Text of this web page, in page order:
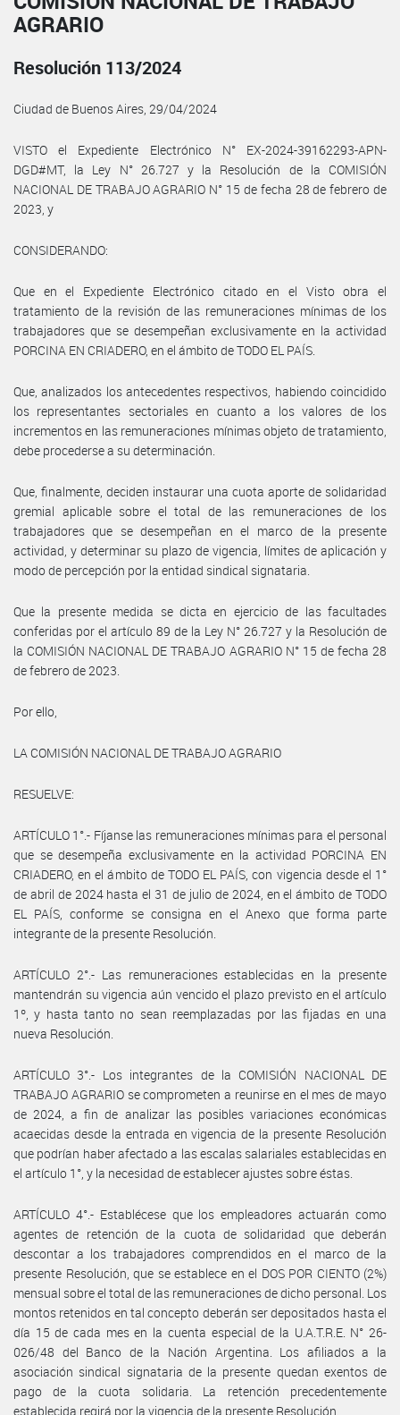
AGRARIO
Resolución 113/2024
Ciudad de Buenos Aires, 29/04/2024
VISTO el Expediente Electrónico N° EX-2024-39162293-APN-
DGD#MT, la Ley N° 26.727 y la Resolución de la COMISIÓN
NACIONAL DE TRABAJO AGRARIO N° 15 de fecha 28 de febrero de
2023, y
CONSIDERANDO:
Que en el Expediente Electrónico citado en el Visto obra el
tratamiento de la revisión de las remuneraciones mínimas de los
trabajadores que se desempeñan exclusivamente en la actividad
PORCINA EN CRIADERO, en el ámbito de TODO EL PAÍS.
Que, analizados los antecedentes respectivos, habiendo coincidido
los representantes sectoriales en cuanto a los valores de los
incrementos en las remuneraciones mínimas objeto de tratamiento,
debe procederse a su determinación.
Que, finalmente, deciden instaurar una cuota aporte de solidaridad
gremial aplicable sobre el total de las remuneraciones de los
trabajadores que se desempeñan en el marco de la presente
actividad, y determinar su plazo de vigencia, límites de aplicación y
modo de percepción por la entidad sindical signataria.
Que la presente medida se dicta en ejercicio de las facultades
conferidas por el artículo 89 de la Ley N° 26.727 y la Resolución de
la COMISIÓN NACIONAL DE TRABAJO AGRARIO N° 15 de fecha 28
de febrero de 2023.
Por ello,
LA COMISIÓN NACIONAL DE TRABAJO AGRARIO
RESUELVE:
ARTÍCULO 1°.- Fíjanse las remuneraciones mínimas para el personal
que se desempeña exclusivamente en la actividad PORCINA EN
CRIADERO, en el ámbito de TODO EL PAÍS, con vigencia desde el 1°
de abril de 2024 hasta el 31 de julio de 2024, en el ámbito de TODO
EL PAÍS, conforme se consigna en el Anexo que forma parte
integrante de la presente Resolución.
ARTÍCULO 2°.- Las remuneraciones establecidas en la presente
mantendrán su vigencia aún vencido el plazo previsto en el artículo
1º, y hasta tanto no sean reemplazadas por las fijadas en una
nueva Resolución.
ARTÍCULO 3°.- Los integrantes de la COMISIÓN NACIONAL DE
TRABAJO AGRARIO se comprometen a reunirse en el mes de mayo
de 2024, a fin de analizar las posibles variaciones económicas
acaecidas desde la entrada en vigencia de la presente Resolución
que podrían haber afectado a las escalas salariales establecidas en
el artículo 1°, y la necesidad de establecer ajustes sobre éstas.
ARTÍCULO 4°.- Establécese que los empleadores actuarán como
agentes de retención de la cuota de solidaridad que deberán
descontar a los trabajadores comprendidos en el marco de la
presente Resolución, que se establece en el DOS POR CIENTO (2%)
mensual sobre el total de las remuneraciones de dicho personal. Los
montos retenidos en tal concepto deberán ser depositados hasta el
día 15 de cada mes en la cuenta especial de la U.A.T.R.E. N° 26-
026/48 del Banco de la Nación Argentina. Los afiliados a la
asociación sindical signataria de la presente quedan exentos de
pago de la cuota solidaria. La retención precedentemente
establecida regirá por la vigencia de la presente Resolución.